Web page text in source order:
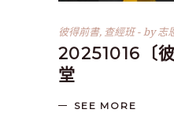
彼得前書, 查經班 by志
20251016〔
堂
SEE MORE